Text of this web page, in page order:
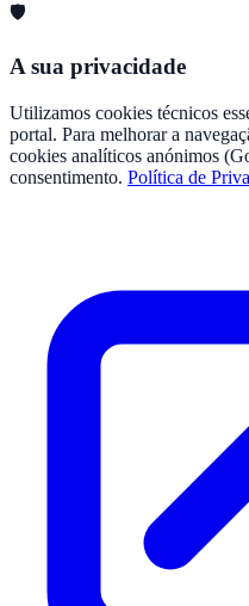
🛡️
A sua privacidade
Utilizamos cookies técnicos
portal. Para melhorar a
cookies analíticos anónimos
consentimento. Política de